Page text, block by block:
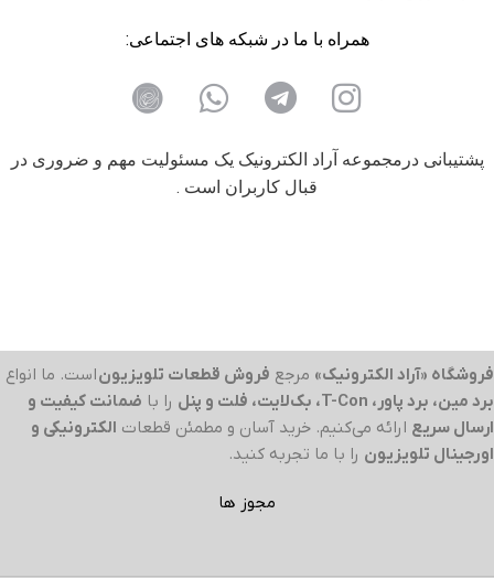
همراه با ما در شبکه های اجتماعی:
پشتیبانی درمجموعه آراد الکترونیک یک مسئولیت مهم و ضروری در
قبال کاربران است .
فروشگاه «آراد الکترونیک» مرجع فروش قطعات تلویزیوناست. ما انواع
برد مین، برد پاور، T-Con، بک‌لایت، فلت و پنل
را با ضمانت کیفیت و
ارسال سریع ارائه می‌کنیم. خرید آسان و مطمئن قطعات الکترونیکی و
اورجینال تلویزیون را با ما تجربه کنید.
مجوز ها